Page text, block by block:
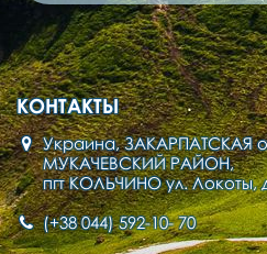
КОНТАКТЫ
Украина, ЗАКАРПАТСКАЯ
МУКАЧЕВСКИЙ РАЙОН,
пгт КОЛЬЧИНО ул. Локоты,
(+38 044) 592-10- 70